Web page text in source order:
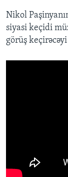
Nikol
siyasi keçidi
görüş